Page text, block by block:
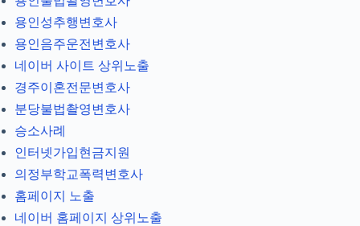
용인성추행변호사
용인음주운전변호사
네이버 사이트 상위노출
경주이혼전문변호사
분당불법촬영변호사
승소사례
인터넷가입현금지원
의정부학교폭력변호사
홈페이지 노출
네이버 홈페이지 상위노출